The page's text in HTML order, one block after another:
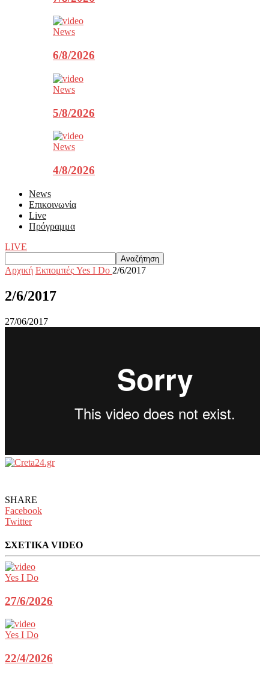
News
6/8/2026
News
5/8/2026
News
4/8/2026
News
Επικοινωνία
Live
Πρόγραμμα
LIVE
Αρχική Εκπομπές Yes I Do 2/6/2017
2/6/2017
27/06/2017
SHARE
Facebook
Twitter
ΣΧΕΤΙΚΑ VIDEO
Yes I Do
27/6/2026
Yes I Do
22/4/2026